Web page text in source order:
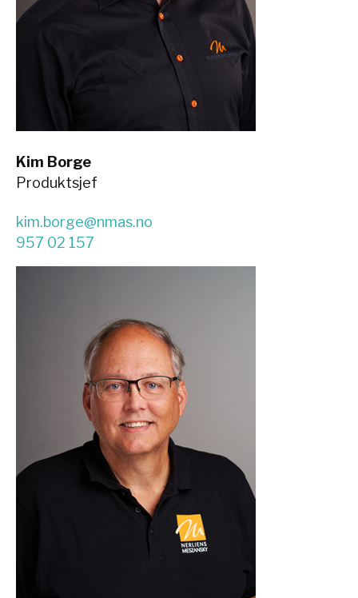
Kim Borge
Produktsjef
kim.borge@nmas.no
957 02 157